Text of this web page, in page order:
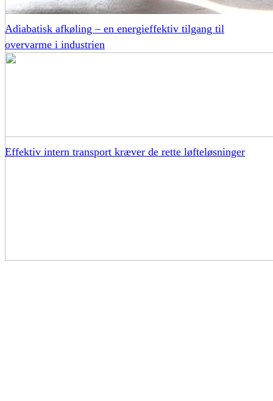
Adiabatisk afkøling – en energieffektiv tilgang til
overvarme i industrien
Effektiv intern transport kræver de rette løfteløsninger